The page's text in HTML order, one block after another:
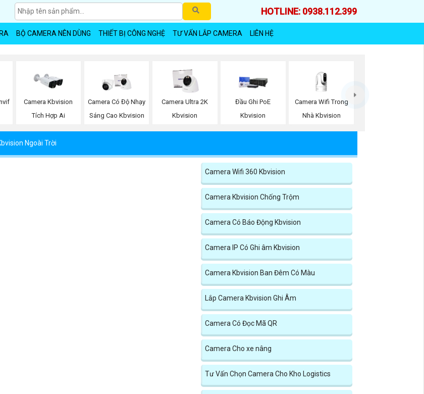
HOTLINE: 0938.112.399
BỘ CAMERA NÊN DÙNG THIẾT BỊ CÔNG NGHỆ TƯ VẤN LẮP CAMERA LIÊN HỆ
Camera Kbvision
Tích Hợp Ai
Camera Có Độ Nhạy
Sáng Cao Kbvision
Camera Ultra 2K
Kbvision
Đầu Ghi PoE
Kbvision
Camera Wifi Trong
Nhà Kbvision
Ngoài Trời
Camera Wifi 360 Kbvision
Camera Kbvision Chống Trộm
Camera Có Báo Động Kbvision
Camera IP Có Ghi âm Kbvision
Camera Kbvision Ban Đêm Có Màu
Lắp Camera Kbvision Ghi Âm
Camera Có Đọc Mã QR
Camera Cho xe nâng
Tư Vấn Chọn Camera Cho Kho Logistics